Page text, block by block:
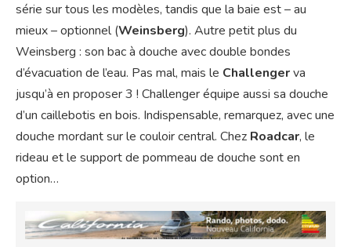
série sur tous les modèles, tandis que la baie est – au
mieux – optionnel (Weinsberg). Autre petit plus du
Weinsberg : son bac à douche avec double bondes
d’évacuation de l’eau. Pas mal, mais le Challengerva
jusqu’à en proposer 3 ! Challenger équipe aussi sa douche
d’un caillebotis en bois. Indispensable, remarquez, avec une
douche mordant sur le couloir central. Chez Roadcar, le
rideau et le support de pommeau de douche sont en
option…